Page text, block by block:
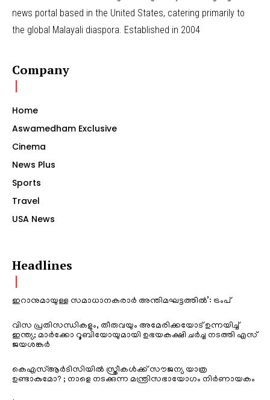
news portal based in the United States, catering primarily to
the global Malayali diaspora. Established in 2004
Company
Home
Aswamedham Exclusive
Cinema
News Plus
Sports
Travel
USA News
Headlines
ഇറാനുമായുള്ള സമാധാനകരാർ അന്തിമഘട്ടത്തിൽ‌’: ട്രംപ്
വിസ പ്രതിസന്ധികളും, തീരുവയും അമേരിക്കയോട് ഉന്നയിച്ച്
ഇന്ത്യ; മാർക്കോ റൂബിയോയുമായി ഉഭയകക്ഷി ചർച്ച നടത്തി എസ്
ജയശങ്കർ
കെഎസ്ആർടിസിയിൽ സ്ത്രീകൾക്ക് സൗജന്യ യാത്ര
ഉണ്ടാകുമോ? ; നാളെ നടക്കുന്ന മന്ത്രിസഭായോഗം നിർണായകം